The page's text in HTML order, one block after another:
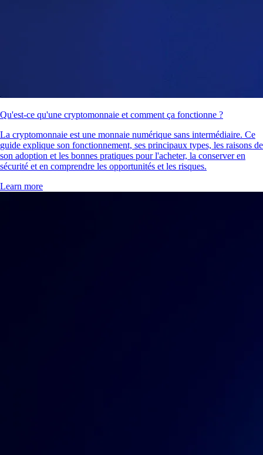
Qu'est-ce qu'une cryptomonnaie et comment ça fonctionne ?
La cryptomonnaie est une monnaie numérique sans intermédiaire. Ce
guide explique son fonctionnement, ses principaux types, les raisons de
son adoption et les bonnes pratiques pour l'acheter, la conserver en
sécurité et en comprendre les opportunités et les risques.
Learn more